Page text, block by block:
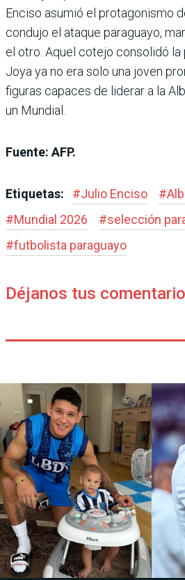
Enciso asumió el protagonismo
condujo el ataque paraguayo,
el otro. Aquel cotejo consolidó
Joya ya no era solo una joven
figuras capaces de liderar a la
un Mundial.
Fuente: AFP.
Etiquetas: #Julio Enciso #
#Mundial 2026 #selección
#futbolista paraguayo
Déjanos tus